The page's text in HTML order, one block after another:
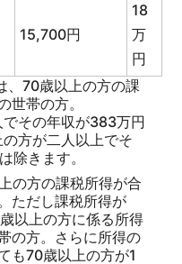
15,700円
18
万
円
、70歳以上の方の課
世帯の方。
その年収が383万円
方が二人以上でそ
除きます。
の方の課税所得が合
ただし課税所得が
以上の方に係る所得
の方。さらに所得の
も70歳以上の方が1